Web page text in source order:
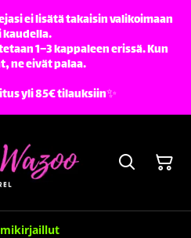
ei lisätä takaisin valikoimaan
kaudella.
1–3 kappaleen erissä. Kun
ne eivät palaa.
yli 85€ tilauksiin✨️